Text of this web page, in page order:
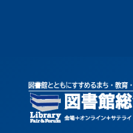
ー
ザ